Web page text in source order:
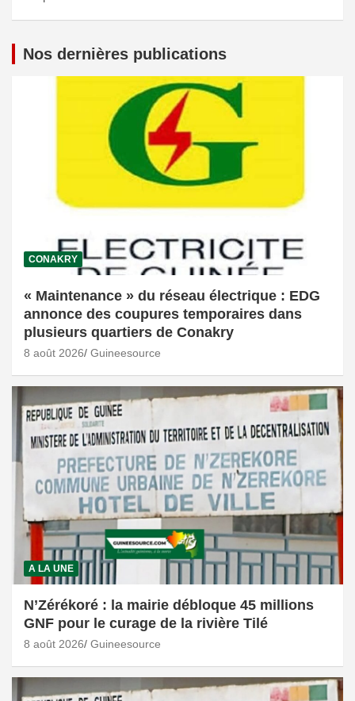
Nos dernières publications
CONAKRY
« Maintenance » du réseau électrique : EDG
annonce des coupures temporaires dans
plusieurs quartiers de Conakry
8 août 2026 Guineesource
A LA UNE
N’Zérékoré : la mairie débloque 45 millions
GNF pour le curage de la rivière Tilé
8 août 2026 Guineesource